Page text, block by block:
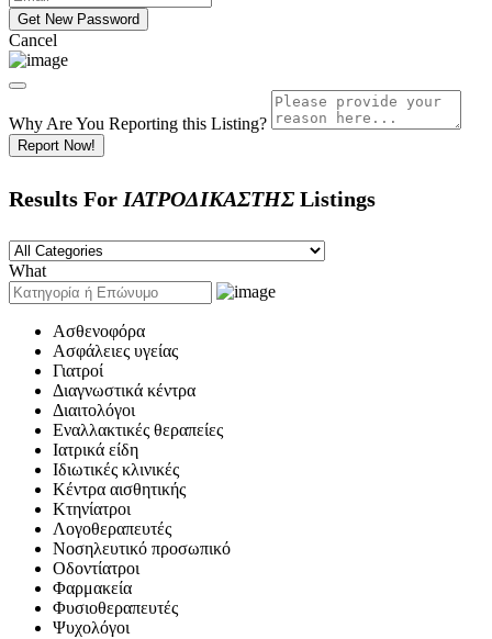
Cancel
Why Are You Reporting this Listing?
Report Now!
Results For ΙΑΤΡΟΔΙΚΑΣΤΗΣ Listings
What
Ασθενοφόρα
Ασφάλειες υγείας
Γιατροί
Διαγνωστικά κέντρα
Διαιτολόγοι
Εναλλακτικές θεραπείες
Ιατρικά είδη
Ιδιωτικές κλινικές
Κέντρα αισθητικής
Κτηνίατροι
Λογοθεραπευτές
Νοσηλευτικό προσωπικό
Οδοντίατροι
Φαρμακεία
Φυσιοθεραπευτές
Ψυχολόγοι